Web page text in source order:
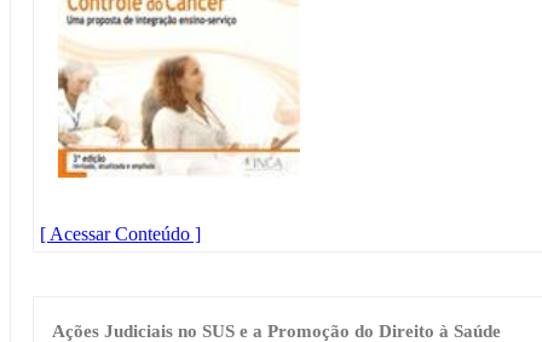
[ Acessar Conteúdo ]
Ações Judiciais no SUS e a Promoção do Direito à Saúde